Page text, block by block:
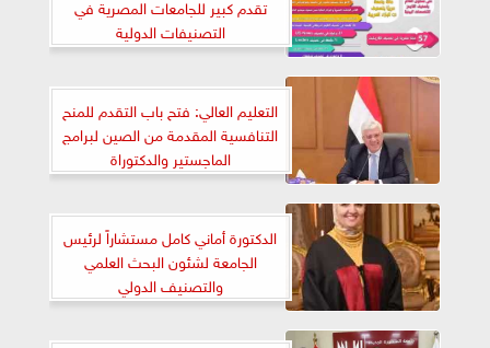
تقدم كبير للجامعات المصرية في
التصنيفات الدولية
التعليم العالي: فتح باب التقدم للمنح
التنافسية المقدمة من الصين لبرامج
الماجستير والدكتوراة
الدكتورة أماني كامل مستشاراً لرئيس
الجامعة لشئون البحث العلمي
والتصنيف الدولي